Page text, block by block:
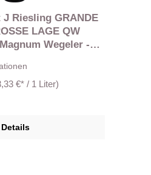
J Riesling GRANDE
LAGE QW
Wegeler -
€* / 1 Liter)
Details